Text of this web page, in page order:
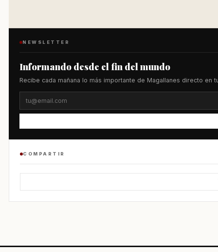
NEWSLETTER
Informando desde el fin del mundo
Recibe cada mañana lo más importante de Magallanes directo en
COMPARTIR